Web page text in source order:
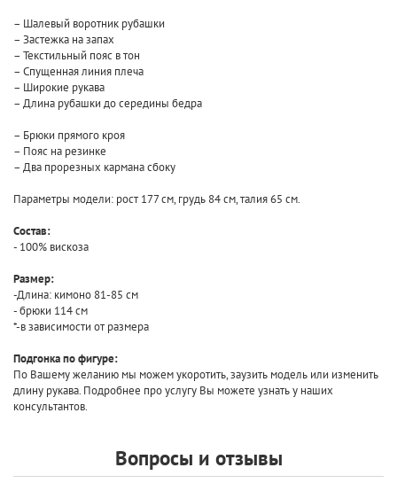
– Шалевый воротник рубашки
– Застежка на запах
– Текстильный пояс в тон
– Спущенная линия плеча
– Широкие рукава
– Длина рубашки до середины бедра
– Брюки прямого кроя
– Пояс на резинке
– Два прорезных кармана сбоку
Параметры модели: рост 177 см, грудь 84 см, талия 65 см.
Состав:
- 100% вискоза
Размер:
-Длина: кимоно 81-85 см
- брюки 114 см
*-в зависимости от размера
Подгонка по фигуре:
По Вашему желанию мы можем укоротить, заузить модель или изменить
длину рукава. Подробнее про услугу Вы можете узнать у наших
консультантов.
Вопросы и отзывы